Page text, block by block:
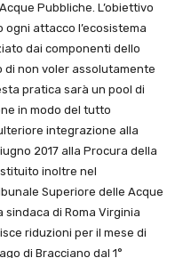
Pubbliche. L’obiettivo
attacco l’ecosistema
dai componenti dello
non voler assolutamente
pratica sarà un pool di
in modo del tutto
integrazione alla
2017 alla Procura della
inoltre nel
Superiore delle Acque
di Roma Virginia
riduzioni per il mese di
di Bracciano dal 1°